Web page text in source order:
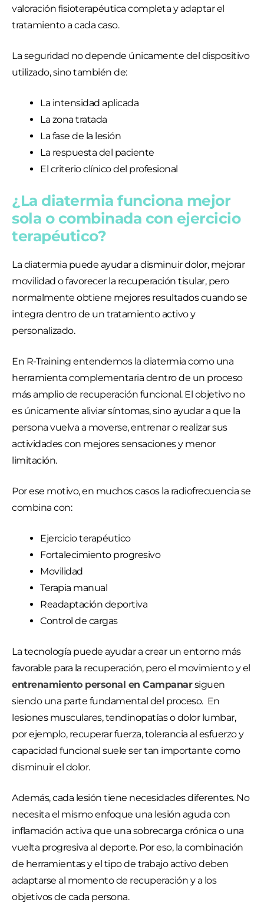
valoración fisioterapéutica completa y adaptar el
tratamiento a cada caso.
La seguridad no depende únicamente del dispositivo
utilizado, sino también de:
La intensidad aplicada
La zona tratada
La fase de la lesión
La respuesta del paciente
El criterio clínico del profesional
¿La diatermia funciona mejor
sola o combinada con ejercicio
terapéutico?
La diatermia puede ayudar a disminuir dolor, mejorar
movilidad o favorecer la recuperación tisular, pero
normalmente obtiene mejores resultados cuando se
integra dentro de un tratamiento activo y
personalizado.
En R-Training entendemos la diatermia como una
herramienta complementaria dentro de un proceso
más amplio de recuperación funcional. El objetivo no
es únicamente aliviar síntomas, sino ayudar a que la
persona vuelva a moverse, entrenar o realizar sus
actividades con mejores sensaciones y menor
limitación.
Por ese motivo, en muchos casos la radiofrecuencia se
combina con:
Ejercicio terapéutico
Fortalecimiento progresivo
Movilidad
Terapia manual
Readaptación deportiva
Control de cargas
La tecnología puede ayudar a crear un entorno más
favorable para la recuperación, pero el movimiento y el
entrenamiento personal en Campanarsiguen
siendo una parte fundamental del proceso. En
lesiones musculares, tendinopatías o dolor lumbar,
por ejemplo, recuperar fuerza, tolerancia al esfuerzo y
capacidad funcional suele ser tan importante como
disminuir el dolor.
Además, cada lesión tiene necesidades diferentes. No
necesita el mismo enfoque una lesión aguda con
inflamación activa que una sobrecarga crónica o una
vuelta progresiva al deporte. Por eso, la combinación
de herramientas y el tipo de trabajo activo deben
adaptarse al momento de recuperación y a los
objetivos de cada persona.